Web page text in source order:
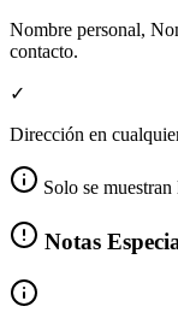
Nombre personal,
contacto.
✓
Dirección en
Solo se
Notas